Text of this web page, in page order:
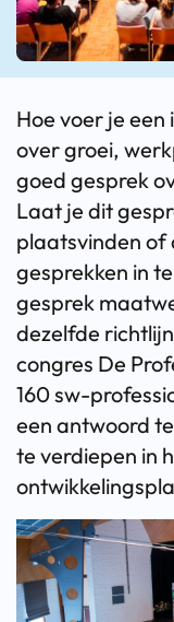
Hoe voer je
over groei,
goed gesprek
Laat je dit
plaatsvinden of
gesprekken in
gesprek
dezelfde
congres De
160 sw-
een antwoord
te verdiepen in